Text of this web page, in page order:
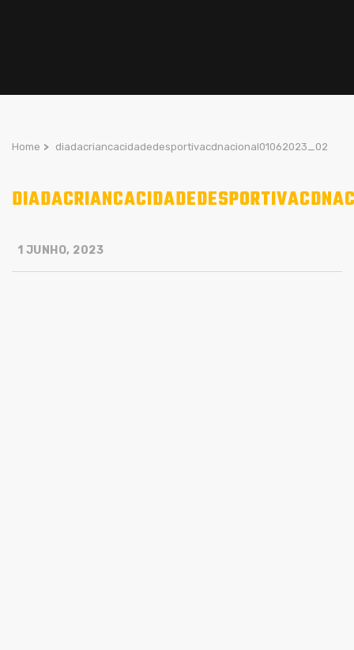
Home > diadacriancacidadedesportivacdnacional01062023_02
1 JUNHO, 2023